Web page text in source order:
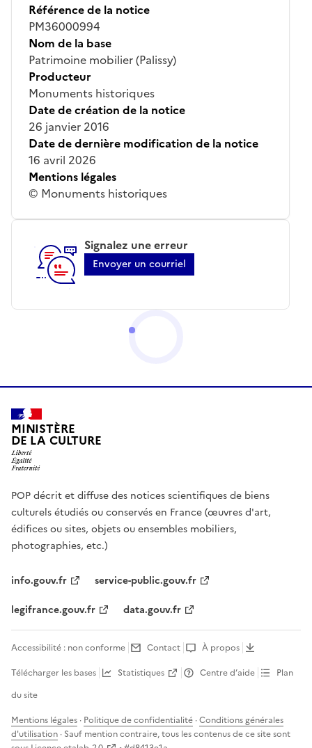
Référence de la notice
PM36000994
Nom de la base
Patrimoine mobilier (Palissy)
Producteur
Monuments historiques
Date de création de la notice
26 janvier 2016
Date de dernière modification de la notice
16 avril 2026
Mentions légales
© Monuments historiques
Signalez une erreur
Envoyer un courriel
MINISTÈRE
DE LA CULTURE
POP décrit et diffuse des notices scientifiques de biens
culturels étudiés ou conservés en France (œuvres d'art,
édifices ou sites, objets ou ensembles mobiliers,
photographies, etc.)
info.gouv.fr
service-public.gouv.fr
legifrance.gouv.fr
data.gouv.fr
Accessibilité : non conforme Contact
À propos
Télécharger les bases
Statistiques Centre d’aide
Plan
du site
Mentions légales · Politique de confidentialité ·Conditions générales
d'utilisation · Sauf mention contraire, tous les contenus de ce site sont